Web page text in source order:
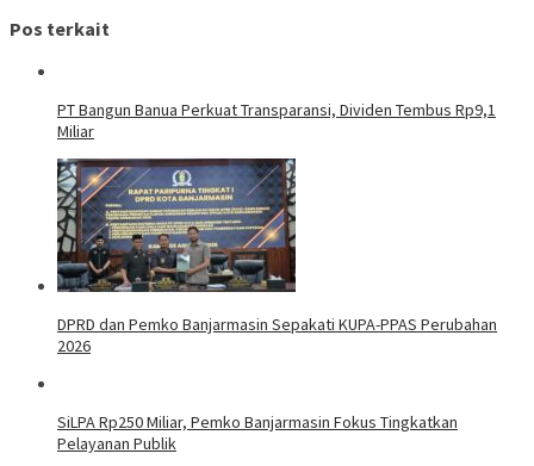
Pos terkait
PT Bangun Banua Perkuat Transparansi, Dividen Tembus Rp9,1
Miliar
DPRD dan Pemko Banjarmasin Sepakati KUPA-PPAS Perubahan
2026
SiLPA Rp250 Miliar, Pemko Banjarmasin Fokus Tingkatkan
Pelayanan Publik